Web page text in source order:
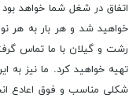
اتفاق در شغل شما خواهد بود
خواهید شد و هر بار به هر
رشت و گیلان با ما تماس
تهیه خواهید کرد. ما نیز
شکلی مناسب و فوق اعادع